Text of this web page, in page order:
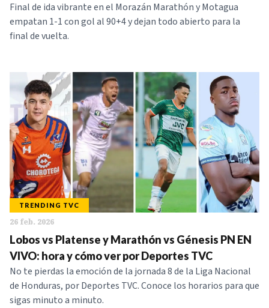
Final de ida vibrante en el Morazán Marathón y Motagua
empatan 1-1 con gol al 90+4 y dejan todo abierto para la
final de vuelta.
TRENDING TVC
26 feb. 2026
Lobos vs Platense y Marathón vs Génesis PN EN
VIVO: hora y cómo ver por Deportes TVC
No te pierdas la emoción de la jornada 8 de la Liga Nacional
de Honduras, por Deportes TVC. Conoce los horarios para que
sigas minuto a minuto.